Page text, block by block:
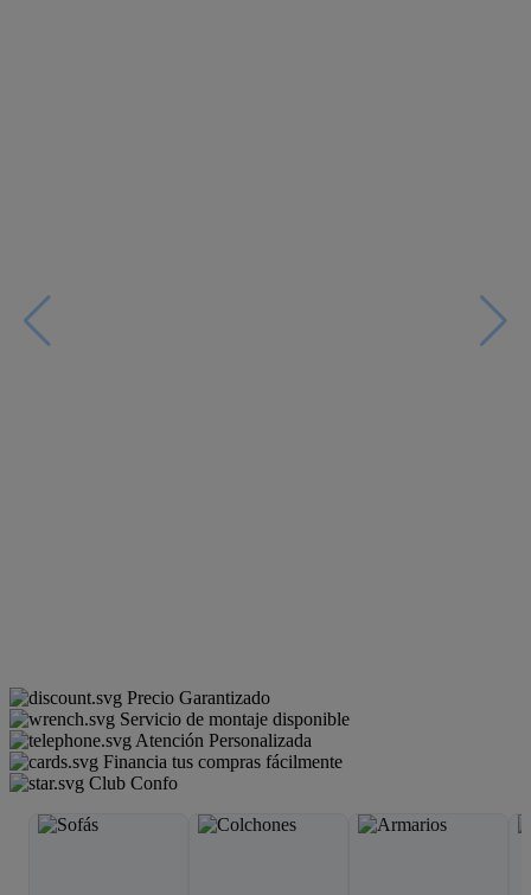
Precio Garantizado
Servicio de montaje disponible
Atención Personalizada
Financia tus compras fácilmente
Club Confo